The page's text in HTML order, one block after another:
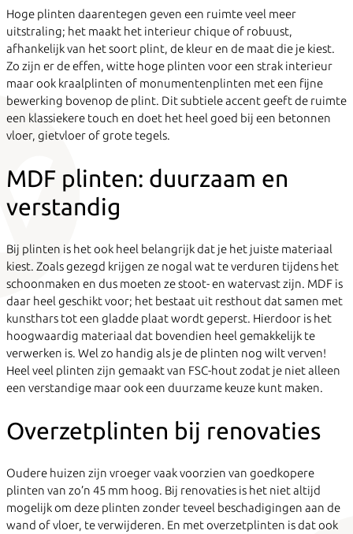
Hoge plinten daarentegen geven een ruimte veel meer
uitstraling; het maakt het interieur chique of robuust,
afhankelijk van het soort plint, de kleur en de maat die je kiest.
Zo zijn er de effen, witte hoge plinten voor een strak interieur
maar ook kraalplinten of monumentenplinten met een fijne
bewerking bovenop de plint. Dit subtiele accent geeft de ruimte
een klassiekere touch en doet het heel goed bij een betonnen
vloer, gietvloer of grote tegels.
MDF plinten: duurzaam en
verstandig
Bij plinten is het ook heel belangrijk dat je het juiste materiaal
kiest. Zoals gezegd krijgen ze nogal wat te verduren tijdens het
schoonmaken en dus moeten ze stoot- en watervast zijn. MDF is
daar heel geschikt voor; het bestaat uit resthout dat samen met
kunsthars tot een gladde plaat wordt geperst. Hierdoor is het
hoogwaardig materiaal dat bovendien heel gemakkelijk te
verwerken is. Wel zo handig als je de plinten nog wilt verven!
Heel veel plinten zijn gemaakt van FSC-hout zodat je niet alleen
een verstandige maar ook een duurzame keuze kunt maken.
Overzetplinten bij renovaties
Oudere huizen zijn vroeger vaak voorzien van goedkopere
plinten van zo’n 45 mm hoog. Bij renovaties is het niet altijd
mogelijk om deze plinten zonder teveel beschadigingen aan de
wand of vloer, te verwijderen. En met overzetplinten is dat ook